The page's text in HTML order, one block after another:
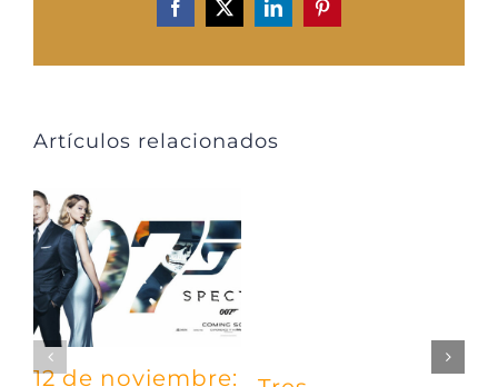
Facebook
X LinkedInPinterest
Artículos relacionados
12 de noviembre: